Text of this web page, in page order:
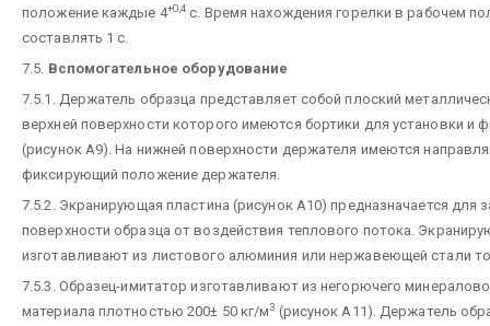
положение каждые 4+0,4 с. Время нахождения горелки в рабочем
составлять 1 с.
7.5. Вспомогательное оборудование
7.5.1. Держатель образца представляет собой плоский
верхней поверхности которого имеются бортики для установки и
(рисунок А9). На нижней поверхности держателя имеются
фиксирующий положение держателя.
7.5.2. Экранирующая пластина (рисунок А10) предназначается для
поверхности образца от воздействия теплового потока.
изготавливают из листового алюминия или нержавеющей стали
7.5.3. Образец-имитатор изготавливают из негорючего
материала плотностью 200± 50 кг/м3 (рисунок А11). Держатель